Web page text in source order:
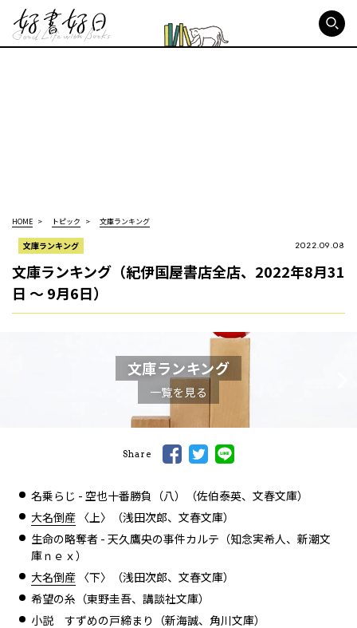
HOME トピック 文庫ランキング
文庫ランキング 2022.09.08
文庫ランキング（紀伊国屋書店全店、2022年8月31
日 ～ 9月6日）
文庫ランキング
一覧を見る
Share
名乗らじ - 空也十番勝負（八）（佐伯泰英、文春文庫）
大名倒産 〈上〉（浅田次郎、文春文庫）
生命の略奪者 - 天久鷹央の事件カルテ（知念実希人、新潮文
庫ｎｅｘ）
大名倒産 〈下〉（浅田次郎、文春文庫）
希望の糸（東野圭吾、講談社文庫）
小説 すずめの戸締まり（新海誠、角川文庫）